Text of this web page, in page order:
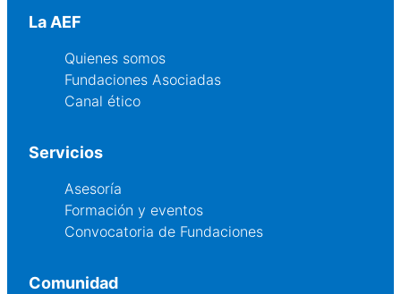
La AEF
Quienes somos
Fundaciones Asociadas
Canal ético
Servicios
Asesoría
Formación y eventos
Convocatoria de Fundaciones
Comunidad